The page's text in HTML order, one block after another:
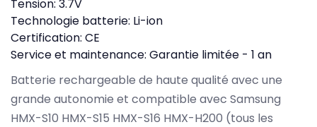
Tension: 3.7V
Technologie batterie: Li-ion
Certification: CE
Service et maintenance: Garantie limitée - 1 an
Batterie rechargeable de haute qualité avec une
grande autonomie et compatible avec Samsung
HMX-S10 HMX-S15 HMX-S16 HMX-H200 (tous les